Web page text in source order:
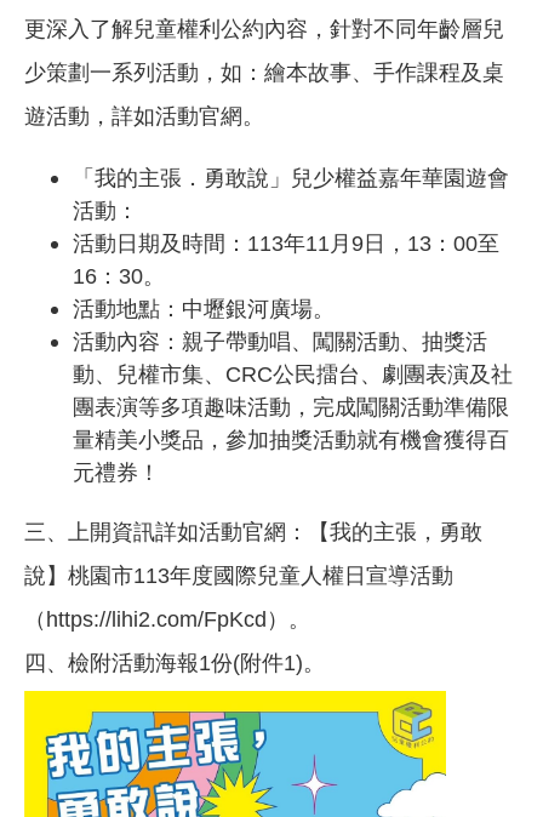
更深入了解兒童權利公約內容，針對不同年齡層兒
少策劃一系列活動，如：繪本故事、手作課程及桌
遊活動，詳如活動官網。
「我的主張．勇敢說」兒少權益嘉年華園遊會
活動：
活動日期及時間：113年11月9日，13：00至
16：30。
活動地點：中壢銀河廣場。
活動內容：親子帶動唱、闖關活動、抽獎活
動、兒權市集、CRC公民擂台、劇團表演及社
團表演等多項趣味活動，完成闖關活動準備限
量精美小獎品，參加抽獎活動就有機會獲得百
元禮券！
三、上開資訊詳如活動官網：【我的主張，勇敢
說】桃園市113年度國際兒童人權日宣導活動
（https://lihi2.com/FpKcd）。
四、檢附活動海報1份(附件1)。